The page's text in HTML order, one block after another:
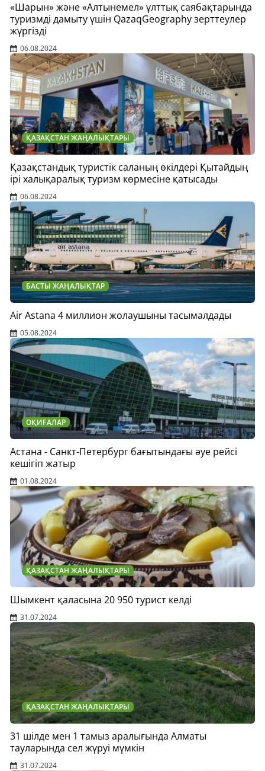
«Шарын» және «Алтынемел» ұлттық саябақтарында
туризмді дамыту үшін QazaqGeography зерттеулер
жүргізді
06.08.2024
ҚАЗАҚСТАН ЖАҢАЛЫҚТАРЫ
Қазақстандық туристік саланың өкілдері Қытайдың
ірі халықаралық туризм көрмесіне қатысады
06.08.2024
БАСТЫ ЖАҢАЛЫҚТАР
Air Astana 4 миллион жолаушыны тасымалдады
05.08.2024
ОҚИҒАЛАР
Астана - Санкт-Петербург бағытындағы әуе рейсі
кешігіп жатыр
01.08.2024
ҚАЗАҚСТАН ЖАҢАЛЫҚТАРЫ
Шымкент қаласына 20 950 турист келді
31.07.2024
ҚАЗАҚСТАН ЖАҢАЛЫҚТАРЫ
31 шілде мен 1 тамыз аралығында Алматы
тауларында сел жүруі мүмкін
31.07.2024